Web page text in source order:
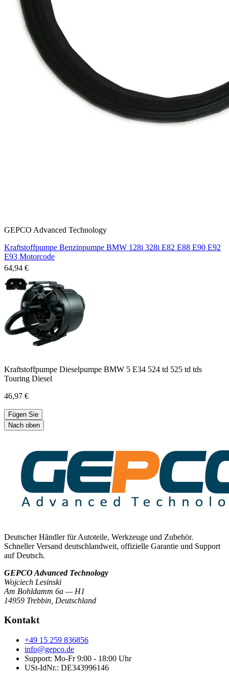
GEPCO Advanced Technology
Kraftstoffpumpe Benzinpumpe BMW 128i 328i E82 E88 E90 E92
E93 Motorcode
64,94 €
Kraftstoffpumpe Dieselpumpe BMW 5 E34 524 td 525 td tds
Touring Diesel
46,97 €
Fügen Sie
Nach oben
Deutscher Händler für Autoteile, Werkzeuge und Zubehör.
Schneller Versand deutschlandweit, offizielle Garantie und Support
auf Deutsch.
GEPCO Advanced Technology
Wojciech Lesinski
Am Bohldamm 6a — H1
14959 Trebbin Deutschland
Kontakt
+49 15 259 836856
info@gepco.de
Support: Mo-Fr 9:00 - 18:00 Uhr
USt-IdNr.: DE343996146